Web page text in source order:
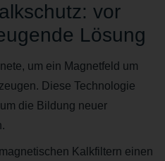
vor
Lösung
um ein Magnetfeld um
Diese Technologie
die Bildung neuer
Kalkfiltern einen